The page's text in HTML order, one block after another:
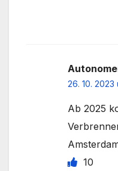
26. 10. 2023
Ab 2025
10